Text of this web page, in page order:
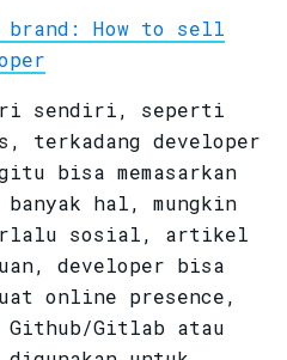
brand: How to sell
sendiri, seperti
terkadang developer
bisa memasarkan
hal, mungkin
sosial, artikel
developer bisa
online presence,
Github/Gitlab atau